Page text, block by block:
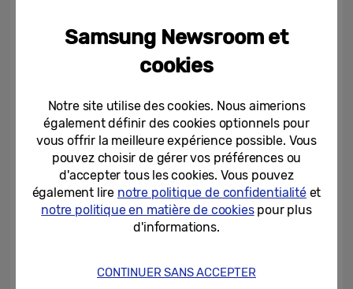
poche
09/07/2025
Samsung Suisse lance le Smart
Monitor M9 avec écran QD-
OLED, basé sur l’IA
04/07/2025
Plus léger, plus intelligent et plus
puissant : le nouvel aspirateur-
Samsung Newsroom et
cookies
Notre site utilise des cookies. Nous aimerions
également définir des cookies optionnels pour
vous offrir la meilleure expérience possible. Vous
pouvez choisir de gérer vos préférences ou
d'accepter tous les cookies. Vous pouvez
également lire notre politique de confidentialitéet
notre politique en matière de cookiespour plus
d'informations.
CONTINUER SANS ACCEPTER